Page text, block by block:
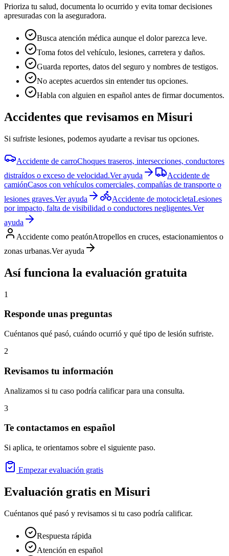
Prioriza tu salud, documenta lo ocurrido y evita tomar decisiones
apresuradas con la aseguradora.
Busca atención médica aunque el dolor parezca leve.
Toma fotos del vehículo, lesiones, carretera y daños.
Guarda reportes, datos del seguro y nombres de testigos.
No aceptes acuerdos sin entender tus opciones.
Habla con alguien en español antes de firmar documentos.
Accidentes que revisamos en Misuri
Si sufriste lesiones, podemos ayudarte a revisar tus opciones.
Accidente de carroChoques traseros, intersecciones, conductores
distraídos o exceso de velocidad.Ver ayuda
Accidente de
camiónCasos con vehículos comerciales, compañías de transporte o
lesiones graves.Ver ayuda Accidente de motocicletaLesiones
por impacto, falta de visibilidad o conductores negligentes.Ver
ayuda
Accidente como peatónAtropellos en cruces, estacionamientos o
zonas urbanas.Ver ayuda
Así funciona la evaluación gratuita
1
Responde unas preguntas
Cuéntanos qué pasó, cuándo ocurrió y qué tipo de lesión sufriste.
2
Revisamos tu información
Analizamos si tu caso podría calificar para una consulta.
3
Te contactamos en español
Si aplica, te orientamos sobre el siguiente paso.
Empezar evaluación gratis
Evaluación gratis en Misuri
Cuéntanos qué pasó y revisamos si tu caso podría calificar.
Respuesta rápida
Atención en español